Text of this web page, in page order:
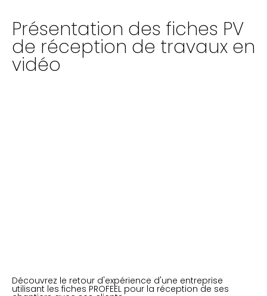
Présentation des fiches PV
de réception de travaux en
vidéo
Découvrez le retour d'expérience d'une entreprise
utilisant les fiches PROFEEL pour la réception de ses